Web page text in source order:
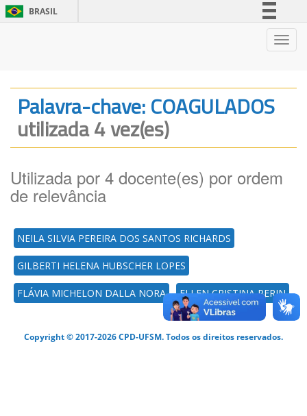
BRASIL
Legislação
Palavra-chave: COAGULADOS
utilizada 4 vez(es)
Utilizada por 4 docente(es) por ordem
de relevância
NEILA SILVIA PEREIRA DOS SANTOS RICHARDS
GILBERTI HELENA HUBSCHER LOPES
FLÁVIA MICHELON DALLA NORA ELLEN CRISTINA PERIN
Copyright © 2017-2026 CPD-UFSM. Todos os direitos reservados.